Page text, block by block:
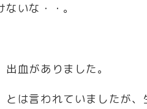
いな・・。
血がありました。
は言われていましたが